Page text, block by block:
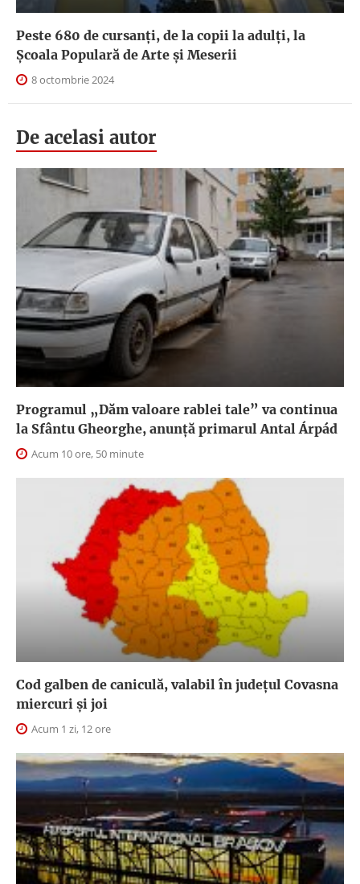
Peste 680 de cursanți, de la copii la adulți, la
Școala Populară de Arte și Meserii
8 octombrie 2024
De acelasi autor
Programul „Dăm valoare rablei tale” va continua
la Sfântu Gheorghe, anunţă primarul Antal Árpád
Acum 10 ore, 50 minute
Cod galben de caniculă, valabil în judeţul Covasna
miercuri și joi
Acum 1 zi, 12 ore